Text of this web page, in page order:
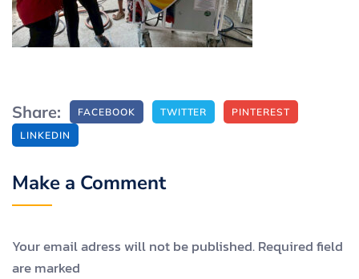
Share: FACEBOOK TWITTER
PINTEREST
LINKEDIN
Make a Comment
Your email adress will not be published. Required field
are marked